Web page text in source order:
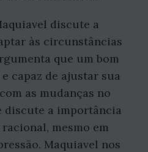
discute a
às circunstâncias
que um bom
capaz de ajustar sua
as mudanças no
discute a importância
mesmo em
Maquiavel nos